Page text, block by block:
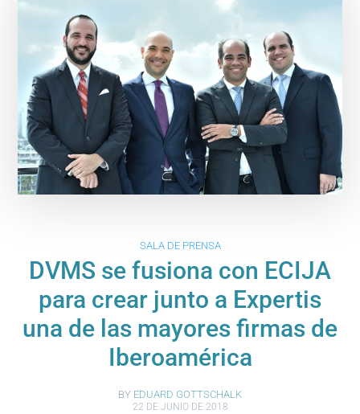
SALA DE PRENSA
DVMS se fusiona con ECIJA
para crear junto a Expertis
una de las mayores firmas de
Iberoamérica
BY EDUARD GOTTSCHALK
22 DE JUNIO DE 2018